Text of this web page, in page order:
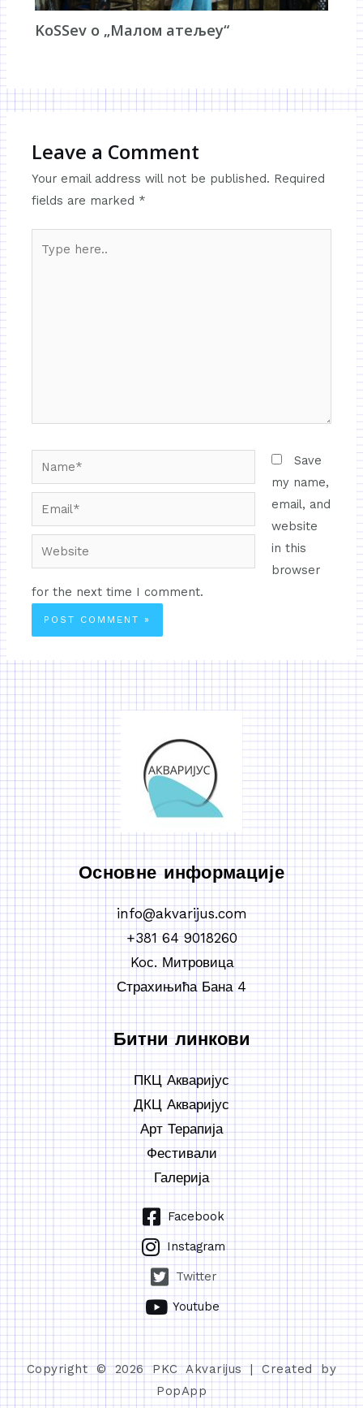
KoSSev о „Малом атељеу“
Leave a Comment
Your email address will not be published. Required
fields are marked *
Save
my name,
email, and
website
in this
browser
for the next time I comment.
Основне информације
info@akvarijus.com
+381 64 9018260
Koс. Митровица
Страхињића Бана 4
Битни линкови
ПКЦ Акваријус
ДКЦ Акваријус
Арт Терапија
Фестивали
Галерија
Facebook
Instagram
Twitter
Youtube
Copyright © 2026 PKC Akvarijus | Created by
PopApp